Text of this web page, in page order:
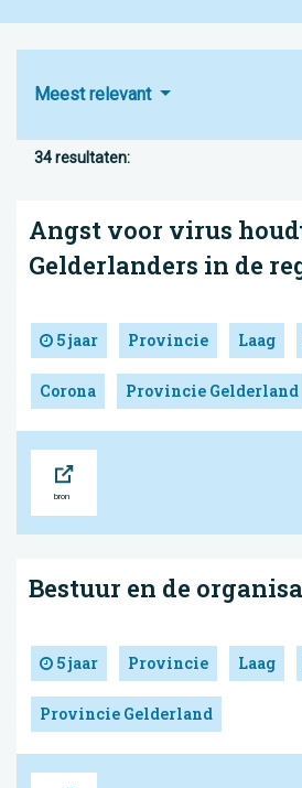
Meest relevant
34 resultaten:
Angst voor virus
Gelderlanders in de
5 jaar Provincie Laag
Corona Provincie Gelderland
Bestuur en de
5 jaar Provincie Laag
Provincie Gelderland